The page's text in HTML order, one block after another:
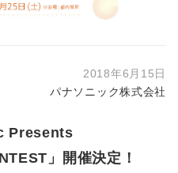
2018年6月15日
パナソニック株式会社
Presents
」開催決定！